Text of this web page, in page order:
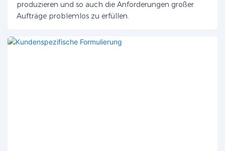
produzieren und so auch die Anforderungen großer
Aufträge problemlos zu erfüllen.